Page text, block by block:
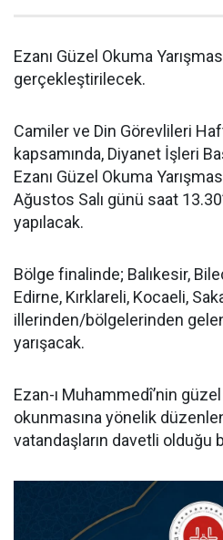
Ezanı Güzel Okuma
gerçekleştirilecek.
Camiler ve Din Görevlileri
kapsamında, Diyanet İşleri
Ezanı Güzel Okuma
Ağustos Salı günü saat
yapılacak.
Bölge finalinde; Balıkesir,
Edirne, Kırklareli, Kocaeli,
illerinden/bölgelerinden
yarışacak.
Ezan-ı Muhammedî’nin
okunmasına yönelik
vatandaşların davetli olduğu